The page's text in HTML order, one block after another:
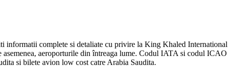
complete si detaliate cu privire la King Khaled International
aeroporturile din întreaga lume. Codul IATA si codul ICAO
si bilete avion low cost catre Arabia Saudita.